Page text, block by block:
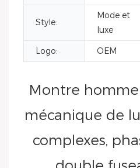
Style:
Mode et
luxe
Logo: OEM
Montre
mécanique de
complexes,